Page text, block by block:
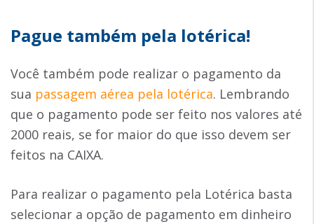
Pague também pela lotérica!
Você também pode realizar o pagamento da
sua passagem aérea pela lotérica. Lembrando
que o pagamento pode ser feito nos valores até
2000 reais, se for maior do que isso devem ser
feitos na CAIXA.
Para realizar o pagamento pela Lotérica basta
selecionar a opção de pagamento em dinheiro